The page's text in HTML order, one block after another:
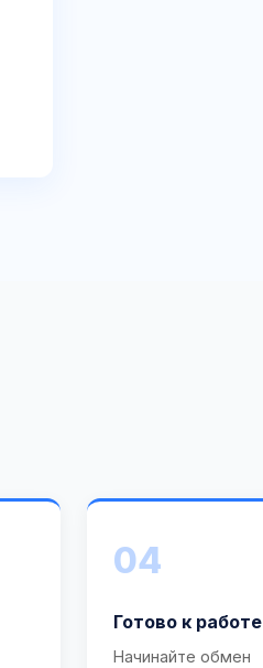
04
Готово к работе
Начинайте обмен